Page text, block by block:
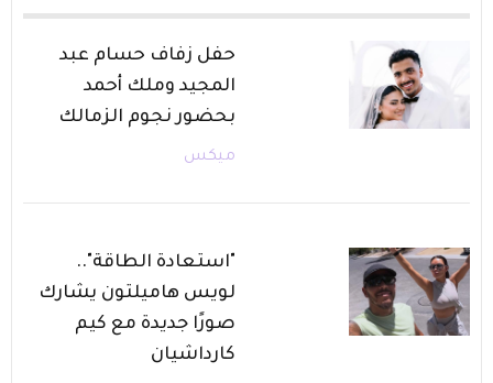
حفل زفاف حسام عبد
المجيد وملك أحمد
بحضور نجوم الزمالك
ميكس
"استعادة الطاقة"..
لويس هاميلتون يشارك
صورًا جديدة مع كيم
كارداشيان